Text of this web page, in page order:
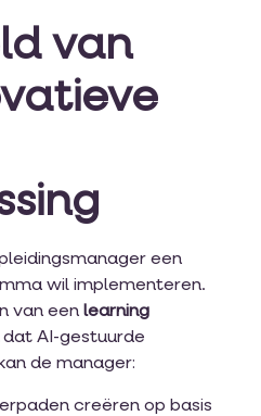
van
een
wil implementeren.
van een learning
dat AI-gestuurde
de manager:
creëren op basis